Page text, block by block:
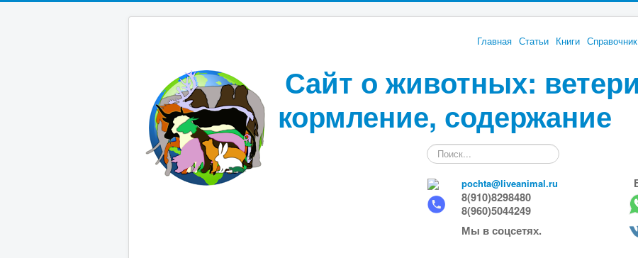
Главная Статьи Книги Справочник
Сайт о животных:
кормление, содержание
Искать...
pochta@liveanimal.ru
8(910)8298480
8(960)5044249
Мы в соцсетях.